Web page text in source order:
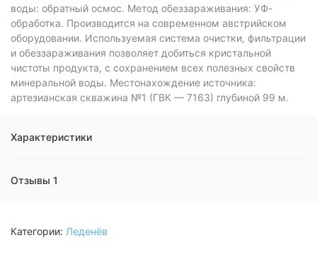
воды: обратный осмос. Метод обеззараживания: УФ-
обработка. Производится на современном австрийском
оборудовании. Используемая система очистки, фильтрации
и обеззараживания позволяет добиться кристальной
чистоты продукта, с сохранением всех полезных свойств
минеральной воды. Местонахождение источника:
артезианская скважина №1 (ГВК — 7163) глубиной 99 м.
Характеристики
Отзывы 1
Категории: Леденёв